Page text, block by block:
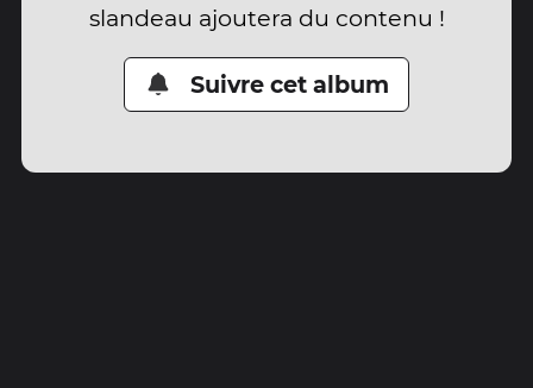
slandeau ajoutera du contenu !
Suivre cet album